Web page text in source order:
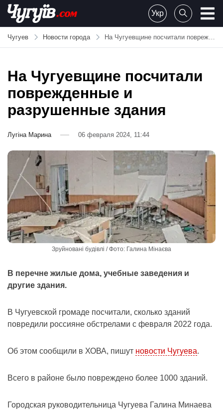
Skip
content
Chuguiv
Укр
Чугуев Новости города На Чугуевщине посчитали поврежденные и разрушенные здания
На Чугуевщине посчитали
поврежденные и
разрушенные здания
Лугіна Марина 06 февраля 2024, 11:44
Зруйновані будівлі / Фото: Галина Мінаєва
В перечне жилые дома, учебные заведения и
другие здания.
В Чугуевской громаде посчитали, сколько зданий
повредили россияне обстрелами с февраля 2022 года.
Об этом сообщили в ХОВА, пишут новости Чугуева.
Всего в районе было повреждено более 1000 зданий.
Городская руководительница Чугуева Галина Минаева